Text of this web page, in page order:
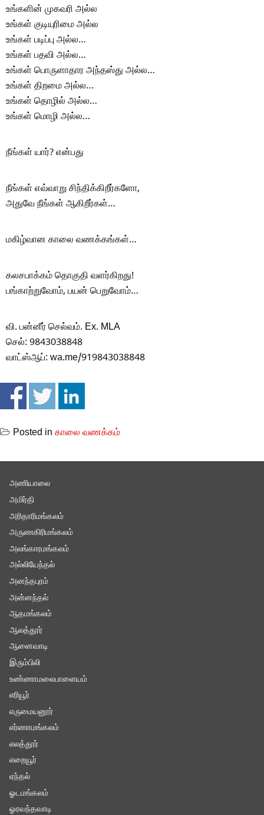
உங்களின் முகவரி அல்ல
உங்கள் குடியுரிமை அல்ல
உங்கள் படிப்பு அல்ல…
உங்கள் பதவி அல்ல…
உங்கள் பொருளாதார அந்தஸ்து அல்ல…
உங்கள் திறமை அல்ல…
உங்கள் தொழில் அல்ல…
உங்கள் மொழி அல்ல…
நீங்கள் யார்? என்பது
நீங்கள் எவ்வாறு சிந்திக்கிறீர்களோ,
அதுவே நீங்கள் ஆகிறீர்கள்…
மகிழ்வான காலை வணக்கங்கள்…
கலசபாக்கம் தொகுதி வளர்கிறது!
பங்காற்றுவோம், பயன் பெறுவோம்…
வி. பன்னீர் செல்வம். Ex. MLA
செல்: 9843038848
வாட்ஸ்ஆப்: wa.me/919843038848
Posted in காலை வணக்கம்
அணியாலை
அமிர்தி
அரிதாரிமங்கலம்
அருணகிரிமங்கலம்
அலங்காரமங்கலம்
அல்லியேந்தல்
அனந்தபுரம்
அன்னந்தல்
ஆதமங்கலம்
ஆலத்தூர்
ஆனைவாடி
இரும்பிலி
உண்ணாமலைபாளையம்
எரியூர்
எருமையனூர்
எர்ணாமங்கலம்
எலத்தூர்
எறையூர்
ஏந்தல்
ஓடமங்கலம்
ஓரவந்தவாடி